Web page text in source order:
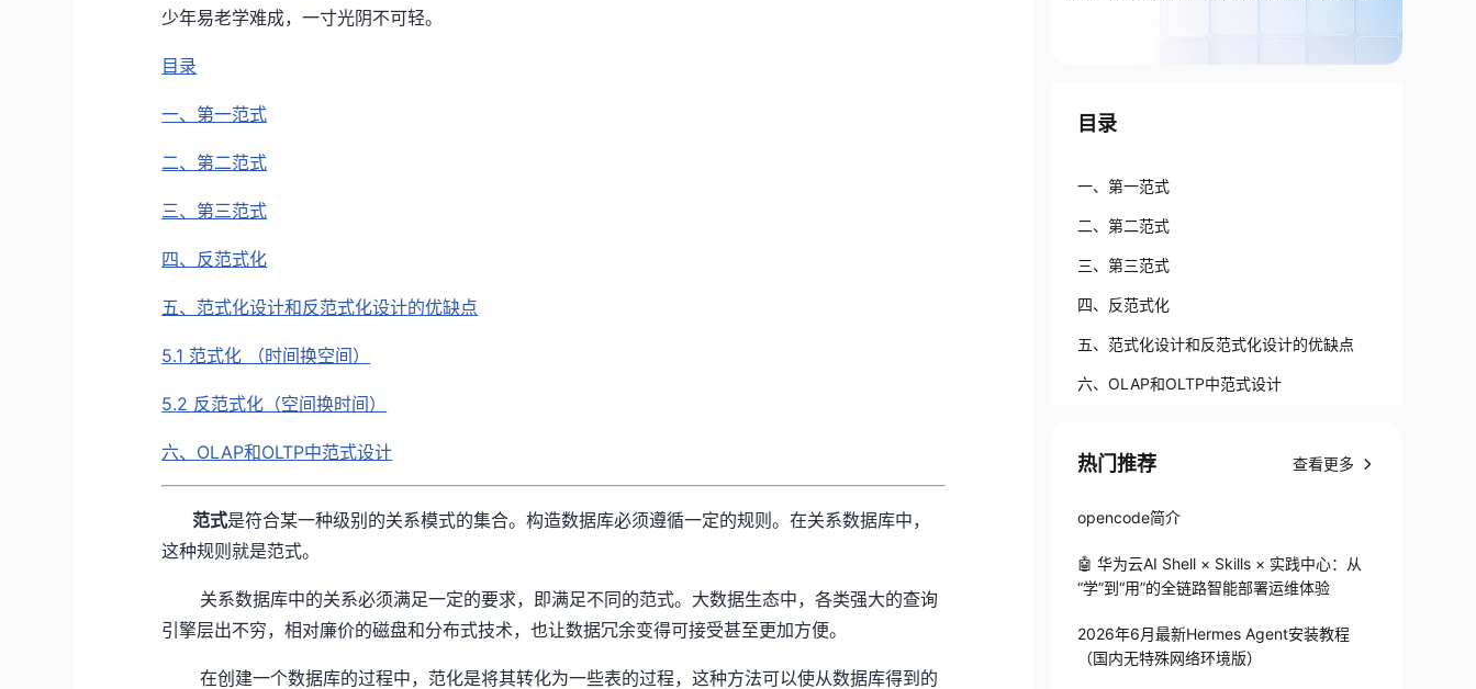
少年易老学难成，一寸光阴不可轻。
目录
一、第一范式
二、第二范式
三、第三范式
四、反范式化
五、范式化设计和反范式化设计的优缺点
5.1 范式化 （时间换空间）
5.2 反范式化（空间换时间）
六、OLAP和OLTP中范式设计
范式是符合某一种级别的关系模式的集合。构造数据库必须遵循一定的规则。在关系数据库中，
这种规则就是范式。
关系数据库中的关系必须满足一定的要求，即满足不同的范式。大数据生态中，各类强大的查询
引擎层出不穷，相对廉价的磁盘和分布式技术，也让数据冗余变得可接受甚至更加方便。
在创建一个数据库的过程中，范化是将其转化为一些表的过程，这种方法可以使从数据库得到的
目录
一、第一范式
二、第二范式
三、第三范式
四、反范式化
五、范式化设计和反范式化设计的优缺点
六、OLAP和OLTP中范式设计
热门推荐 查看更多
opencode简介
🤖 华为云AI Shell × Skills × 实践中心：从
“学”到“用”的全链路智能部署运维体验
2026年6月最新Hermes Agent安装教程
（国内无特殊网络环境版）